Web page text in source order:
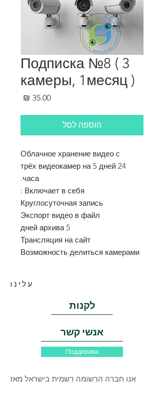
Подписка №8 ( 3
камеры, 1месяц )
הוספה לסל
Облачное хранение видео с
трёх видеокамер на 5 дней 24
часа.
Включает в себя :
Круглосуточная запись
Экспорт видео в файл
5 дней архива
Трансляция на сайт
Возможность делиться камерами
עלינו
לקנות
אנשי קשר
Поддержка
אנו חברה הרשומה רשמית בישראל מאז